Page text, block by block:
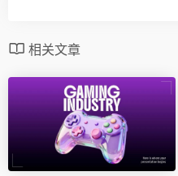
相关文章